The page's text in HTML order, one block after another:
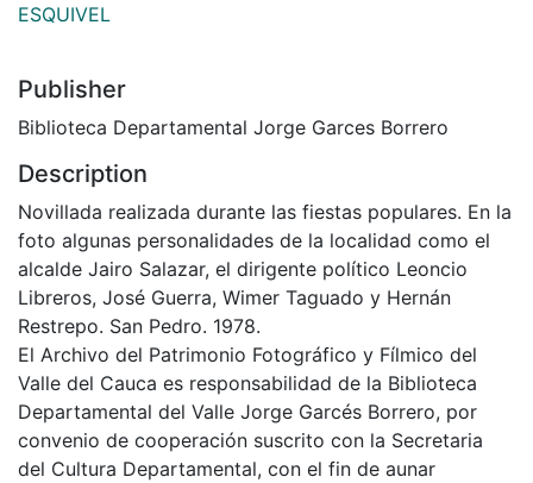
ESQUIVEL
Publisher
Biblioteca Departamental Jorge Garces Borrero
Description
Novillada realizada durante las fiestas populares. En la
foto algunas personalidades de la localidad como el
alcalde Jairo Salazar, el dirigente político Leoncio
Libreros, José Guerra, Wimer Taguado y Hernán
Restrepo. San Pedro. 1978.
El Archivo del Patrimonio Fotográfico y Fílmico del
Valle del Cauca es responsabilidad de la Biblioteca
Departamental del Valle Jorge Garcés Borrero, por
convenio de cooperación suscrito con la Secretaria
del Cultura Departamental, con el fin de aunar